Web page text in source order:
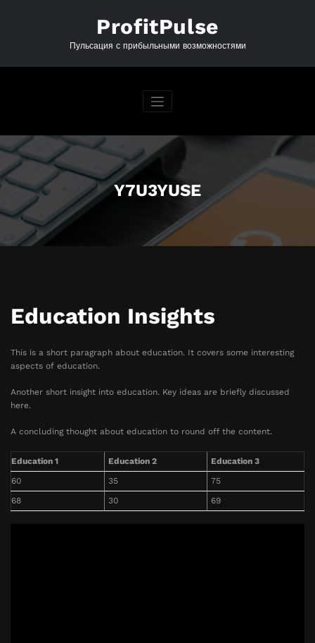
ProfitPulse
Пульсация с прибыльными возможностями
Y7U3YUSE
Education Insights
This is a short paragraph about education. It covers some interesting
aspects of education.
Another short insight into education. Key ideas are briefly discussed
here.
A concluding thought about education to round off the content.
Education 1 Education 2
Education 3
60
35
75
68
30 69